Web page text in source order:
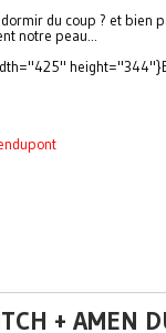
du coup ? et bien
notre peau...
+ AMEN